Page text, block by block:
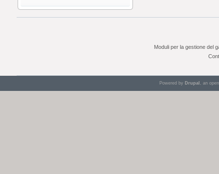
Moduli per la gestione del
Powered by Drupal , an